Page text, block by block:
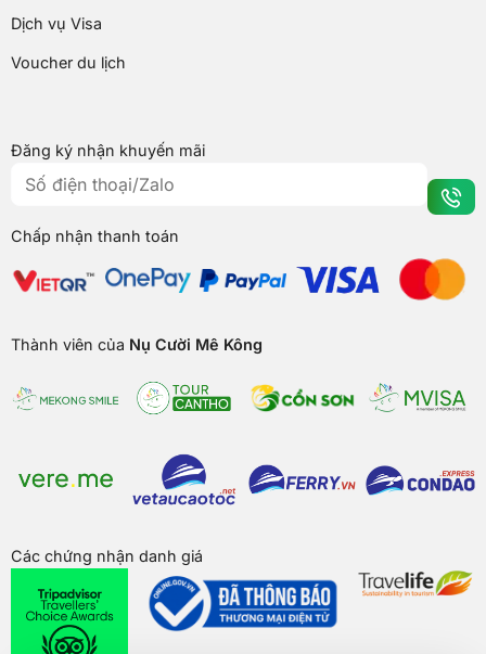
Dịch vụ Visa
Voucher du lịch
Đăng ký nhận khuyến mãi
Chấp nhận thanh toán
Thành viên của Nụ Cười Mê Kông
Các chứng nhận danh giá